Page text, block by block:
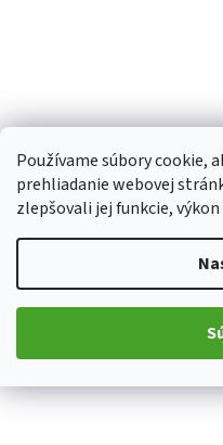
Používame súbory cookie,
prehliadanie webovej
zlepšovali jej funkcie,